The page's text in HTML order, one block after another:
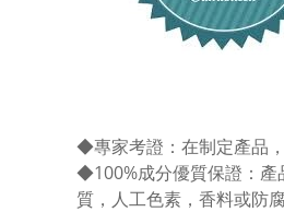
◆專家考證：在制定產品
◆100%成分優質保證：產
質，人工色素，香料或防腐